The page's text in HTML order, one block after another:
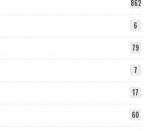
862
6
79
7
17
60